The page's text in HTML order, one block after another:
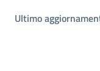
Ultimo